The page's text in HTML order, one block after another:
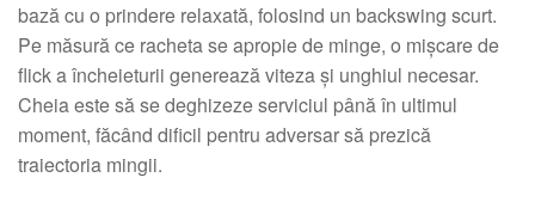
bază cu o prindere relaxată, folosind un backswing scurt.
Pe măsură ce racheta se apropie de minge, o mișcare de
flick a încheieturii generează viteza și unghiul necesar.
Cheia este să se deghizeze serviciul până în ultimul
moment, făcând dificil pentru adversar să prezică
traiectoria mingii.